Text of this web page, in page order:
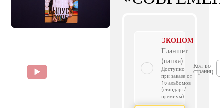
ЭКОНОМ
Планшет
(папка)
Доступно
при заказе от
15 альбомов
(стандарт/
премиум)
Кол-во
страниц